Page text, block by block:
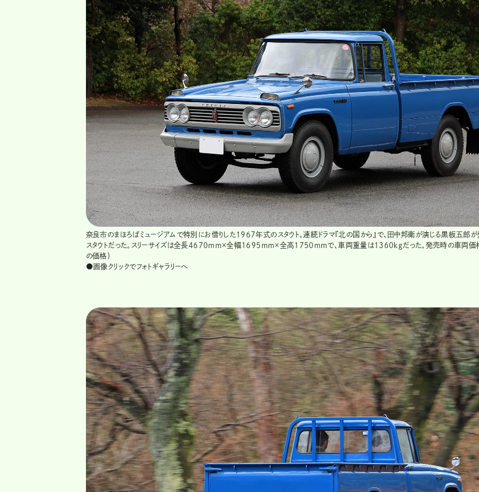
奈良市のまほろばミュージアムで特別にお借りした1967年式のスタウト。連続ドラマ『北の国から』で、田中邦衛が演じる黒板五郎
スタウトだった。スリーサイズは全長4670mm×全幅1695mm×全高1750mmで、車両重量は1360kgだった。発売時の車両
の価格）
●画像クリックでフォトギャラリーへ